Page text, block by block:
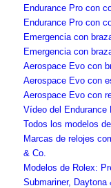
Endurance Pro con
Endurance Pro con
Emergencia con
Emergencia con
Aerospace Evo con
Aerospace Evo con
Aerospace Evo con
Vídeo del Endurance
Todos los modelos
Marcas de relojes
& Co.
Modelos de Rolex:
Submariner, Daytona